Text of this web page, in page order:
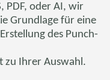
PDF, oder AI, wir
Grundlage für eine
des Punch-
zu Ihrer Auswahl.